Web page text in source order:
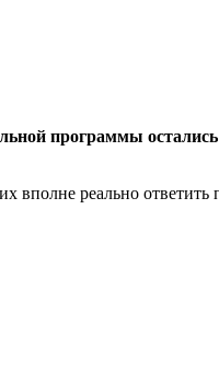
программы
вполне реально